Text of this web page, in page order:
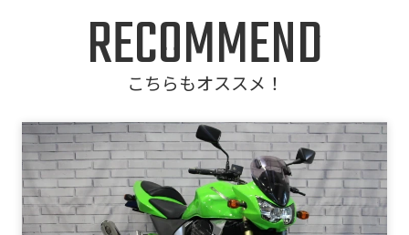
RECOMMEND
こちらもオススメ！